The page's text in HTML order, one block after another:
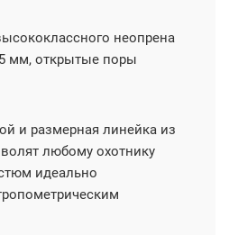
неопрена
мм, открытые поры
и размерная линейка из
любому охотнику
идеально